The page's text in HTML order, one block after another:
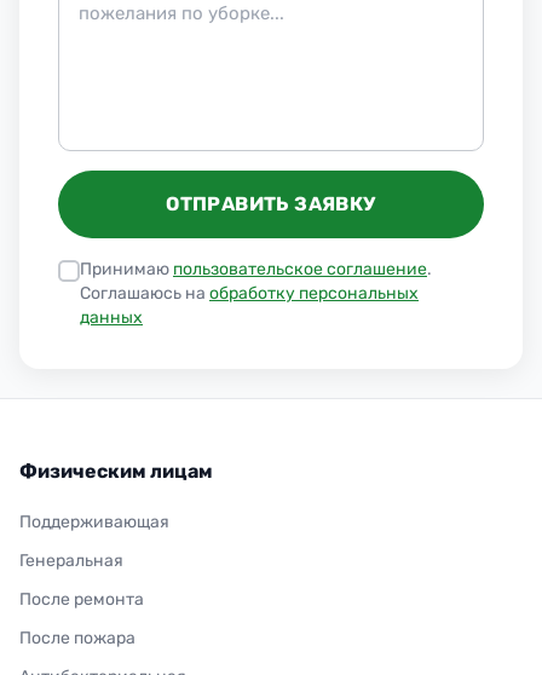
ОТПРАВИТЬ ЗАЯВКУ
Принимаю пользовательское соглашение.
Соглашаюсь на обработку персональных
данных
Физическим лицам
Поддерживающая
Генеральная
После ремонта
После пожара